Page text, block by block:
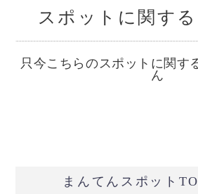
スポットに関す
只今こちらのスポットに関す
ん
まんてんスポット